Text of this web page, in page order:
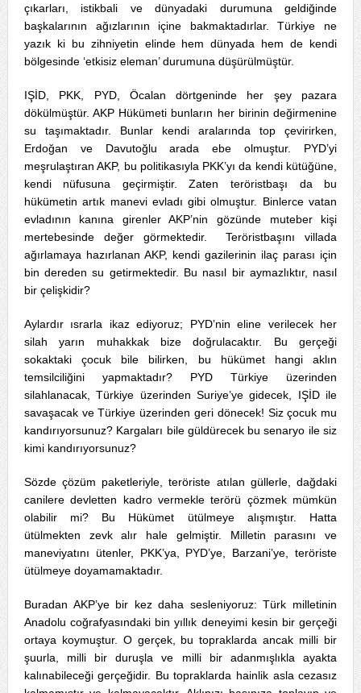
çıkarları, istikbali ve dünyadaki durumuna geldiğinde
başkalarının ağızlarının içine bakmaktadırlar. Türkiye ne
yazık ki bu zihniyetin elinde hem dünyada hem de kendi
bölgesinde ‘etkisiz eleman’ durumuna düşürülmüştür.
IŞİD, PKK, PYD, Öcalan dörtgeninde her şey pazara
dökülmüştür. AKP Hükümeti bunların her birinin değirmenine
su taşımaktadır. Bunlar kendi aralarında top çevirirken,
Erdoğan ve Davutoğlu arada ebe olmuştur. PYD’yi
meşrulaştıran AKP, bu politikasıyla PKK’yı da kendi kütüğüne,
kendi nüfusuna geçirmiştir. Zaten teröristbaşı da bu
hükümetin artık manevi evladı gibi olmuştur. Binlerce vatan
evladının kanına girenler AKP’nin gözünde muteber kişi
mertebesinde değer görmektedir. Teröristbaşını villada
ağırlamaya hazırlanan AKP, kendi gazilerinin ilaç parası için
bin dereden su getirmektedir. Bu nasıl bir aymazlıktır, nasıl
bir çelişkidir?
Aylardır ısrarla ikaz ediyoruz; PYD’nin eline verilecek her
silah yarın muhakkak bize doğrulacaktır. Bu gerçeği
sokaktaki çocuk bile bilirken, bu hükümet hangi aklın
temsilciliğini yapmaktadır? PYD Türkiye üzerinden
silahlanacak, Türkiye üzerinden Suriye’ye gidecek, IŞİD ile
savaşacak ve Türkiye üzerinden geri dönecek! Siz çocuk mu
kandırıyorsunuz? Kargaları bile güldürecek bu senaryo ile siz
kimi kandırıyorsunuz?
Sözde çözüm paketleriyle, teröriste atılan güllerle, dağdaki
canilere devletten kadro vermekle terörü çözmek mümkün
olabilir mi? Bu Hükümet ütülmeye alışmıştır. Hatta
ütülmekten zevk alır hale gelmiştir. Milletin parasını ve
maneviyatını ütenler, PKK’ya, PYD’ye, Barzani’ye, teröriste
ütülmeye doyamamaktadır.
Buradan AKP’ye bir kez daha sesleniyoruz: Türk milletinin
Anadolu coğrafyasındaki bin yıllık deneyimi kesin bir gerçeği
ortaya koymuştur. O gerçek, bu topraklarda ancak milli bir
şuurla, milli bir duruşla ve milli bir adanmışlıkla ayakta
kalınabileceği gerçeğidir. Bu topraklarda hainlik asla cezasız